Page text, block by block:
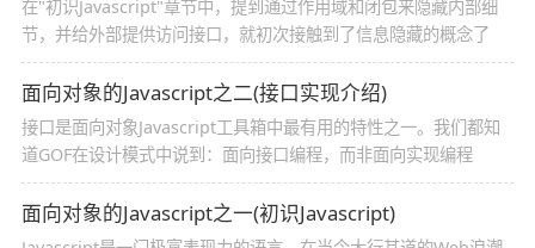
在"初识Javascript"章节中，提到通过作用域和闭包来隐藏内部细
节，并给外部提供访问接口，就初次接触到了信息隐藏的概念了
面向对象的Javascript之二(接口实现介绍)
接口是面向对象Javascript工具箱中最有用的特性之一。我们都知
道GOF在设计模式中说到：面向接口编程，而非面向实现编程
面向对象的Javascript之一(初识Javascript)